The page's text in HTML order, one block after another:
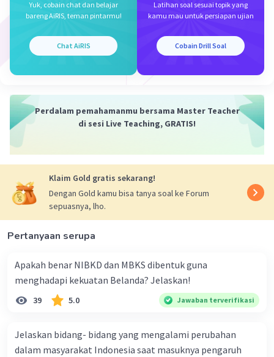
Beri Rating·0.0(0 Balas
Iklan
Vincent M Community Level 73
14 Oktober 2023 04:42
Jawaban terverifikasi
Pemilu pertama pada masa Reformasi pada tahun 1999
dimenangkan oleh Partai Demokrasi Indonesia -
Perjuangan (PDI-P). PDI-P adalah partai politik yang
Soekarnoputri kemudian menjadi Presiden Indonesia
yang kelima. Kemenangan PDI-P pada pemilu ini
mencerminkan dukungan yang kuat dari rakyat terhadap
partai tersebut dan perubahan politik yang signifikan
setelah era Orde Baru.
Jawaban: A
Yuk, cobain chat dan belajar
bareng AiRIS, teman pintarmu!
Chat AiRIS
Latihan soal sesuai topik yang
kamu mau untuk persiapan ujian
Cobain Drill Soal
Perdalam pemahamanmu bersama Master Teacher
di sesi Live Teaching, GRATIS!
Klaim Gold gratis sekarang!
Dengan Gold kamu bisa tanya soal ke Forum
sepuasnya, lho.
Pertanyaan serupa
Apakah benar NIBKD dan MBKS dibentuk guna
menghadapi kekuatan Belanda? Jelaskan!
39 5.0 Jawaban terverifikasi
Jelaskan bidang- bidang yang mengalami perubahan
dalam masyarakat Indonesia saat masuknya pengaruh